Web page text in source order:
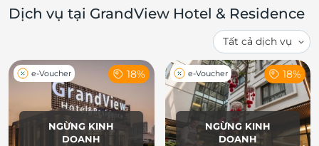
Dịch vụ tại GrandView Hotel & Residence
NGỪNG KINH
DOANH
e-Voucher 18%
NGỪNG KINH
DOANH
e-Voucher 18%